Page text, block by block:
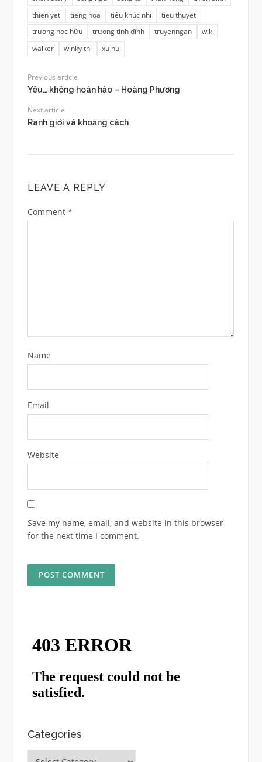
thien yet
tieng hoa tiểu khúc nhi
tieu thuyet
trương học hữu
trương tịnh dĩnh truyenngan
w.k
walker
winky thi xu nu
Previous article
Yêu… không hoàn hảo – Hoàng Phương
Next article
Ranh giới và khoảng cách
LEAVE A REPLY
Comment *
Name
Email
Website
Save my name, email, and website in this browser
for the next time I comment.
Categories
Categories